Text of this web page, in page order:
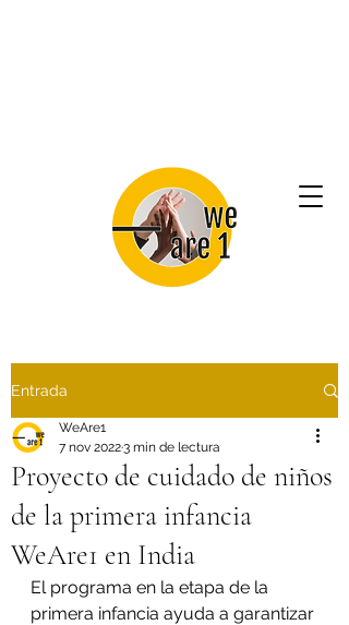
Entrada
Proyecto de cuidado de niños
de la primera infancia
WeAre1 en India
WeAre1
7 nov 20223 min de lectura
El programa en la etapa de la
primera infancia ayuda a garantizar